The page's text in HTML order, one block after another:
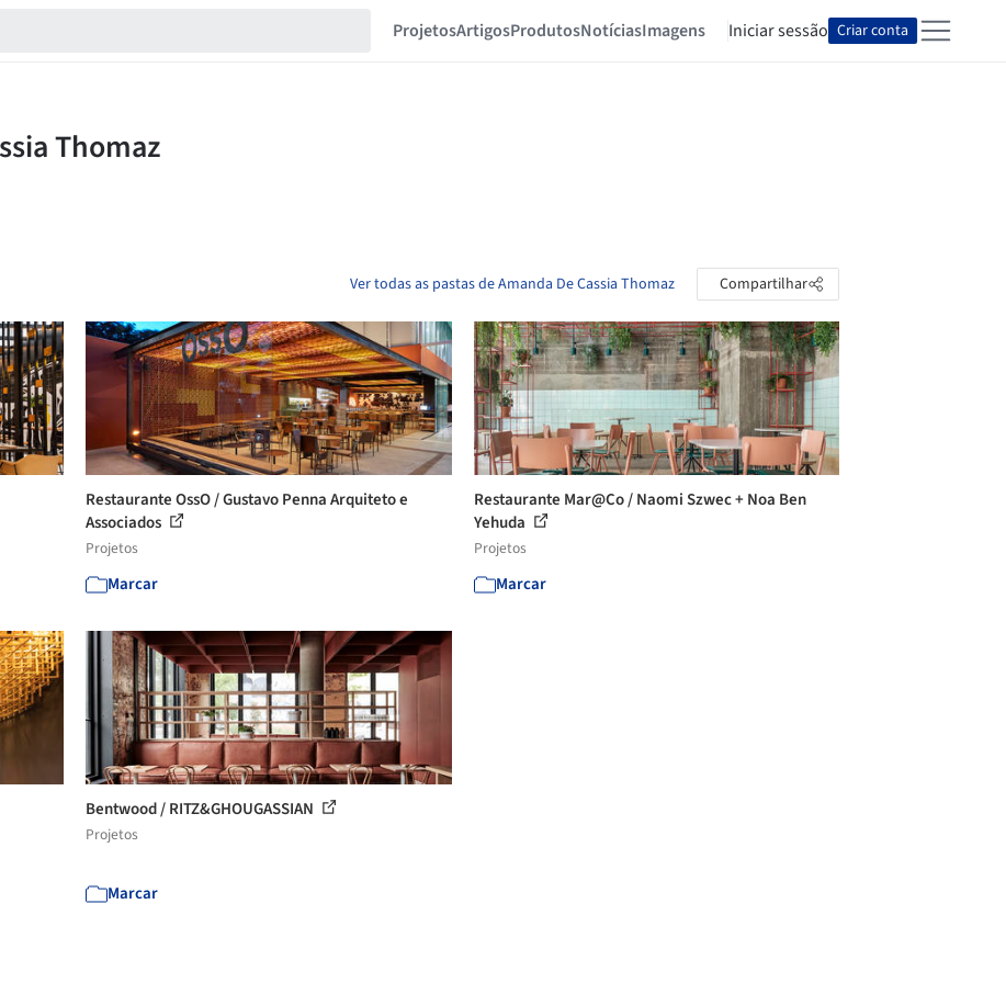
ProjetosArtigosProdutosNotíciasImagens Iniciar sessão Criar conta
Ver todas as pastas de Amanda De Cassia Thomaz Compartilhar
Restaurante OssO / Gustavo Penna Arquiteto e
Associados
Projetos
Marcar
Restaurante Mar@Co / Naomi Szwec + Noa Ben
Yehuda
Projetos
Marcar
Bentwood / RITZ&GHOUGASSIAN
Projetos
Marcar